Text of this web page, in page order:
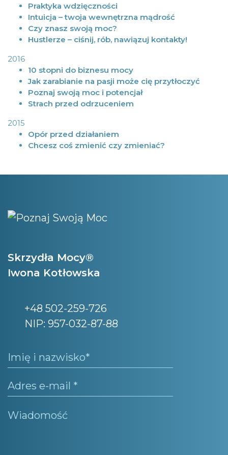
Praktyka wdzięczności
Intuicja – twoja wewnętrzna mądrość
Czy znasz swoją moc?
Hustlerze – ciśnij, rób, nawiązuj kontakty!
2016
10 stopni do biznesu mocy
Jak zarabianie na pasji może cię przytłoczyć
Poznaj swoją moc i potencjał
Strach przed odrzuceniem
2015
Opór przed działaniem
Chcesz coś zmienić czy zmieniać?
Skrzydła Mocy®
Iwona Kotłowska
+48 502-259-726
NIP: 957-032-87-88